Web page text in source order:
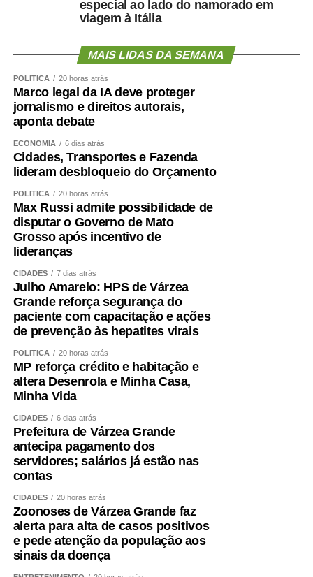
que, conforme amparo constitucional e legal, a criança
deve ser vista como prioridade absoluta. Assim, ponderou
orçamentários de forma mais “qualitativa e equitativa”.
— Há muito a fazer, mas temos avanços. E boa parte
deles têm a ver com os incentivos que o Orçamento tem
feito — registrou Marina Chicaro.
Diretor de Monitoramento, Avaliação e Manutenção da
Educação Básica do Ministério da Educação, Valdoir
Pedro Wathier reconheceu que a questão das creches e
da educação infantil é um desafio para o país, desde a
quantidade e a localização das creches até a qualidade
do ensino ofertado para as crianças.
de 4% acima da inflação nos últimos anos — o que,
segundo ele, representaria uma evolução expressiva dos
valores direcionados à educação no Orçamento.
Controle
De acordo com o diretor de Controle Externo da
Educação do Tribunal de Contas da União (TCU), Paulo
significativo da educação dentro do Orçamento federal,
por conta de novas modalidades de financiamento.
O diretor ressaltou que o controle externo contribui para a
que esse tipo de fiscalização sobre os recursos da
educação seja ampliado. Ele também defendeu dar força
de lei a critérios que já estão presentes em portarias,
como medidas de transparência e acesso público a
dados orçamentários.
especial ao lado do namorado em
viagem à Itália
MAIS LIDAS DA SEMANA
POLÍTICA 20 horas atrás
Marco legal da IA deve proteger
jornalismo e direitos autorais,
aponta debate
ECONOMIA 6 dias atrás
Cidades, Transportes e Fazenda
lideram desbloqueio do Orçamento
POLÍTICA 20 horas atrás
Max Russi admite possibilidade de
disputar o Governo de Mato
Grosso após incentivo de
lideranças
CIDADES 7 dias atrás
Julho Amarelo: HPS de Várzea
Grande reforça segurança do
paciente com capacitação e ações
de prevenção às hepatites virais
POLÍTICA 20 horas atrás
MP reforça crédito e habitação e
altera Desenrola e Minha Casa,
Minha Vida
CIDADES 6 dias atrás
Prefeitura de Várzea Grande
antecipa pagamento dos
servidores; salários já estão nas
contas
CIDADES 20 horas atrás
Zoonoses de Várzea Grande faz
alerta para alta de casos positivos
e pede atenção da população aos
sinais da doença